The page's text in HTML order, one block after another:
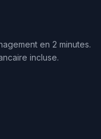
en 2 minutes.
incluse.